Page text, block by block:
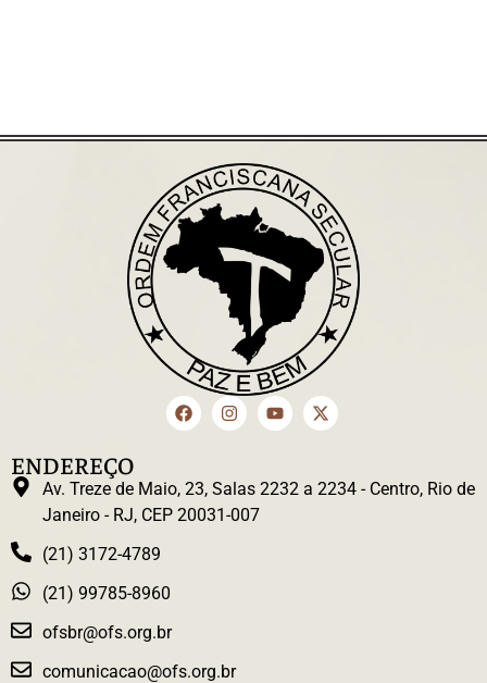
ENDEREÇO
Av. Treze de Maio, 23, Salas 2232 a 2234 - Centro, Rio de
Janeiro - RJ, CEP 20031-007
(21) 3172-4789
(21) 99785-8960
ofsbr@ofs.org.br
comunicacao@ofs.org.br